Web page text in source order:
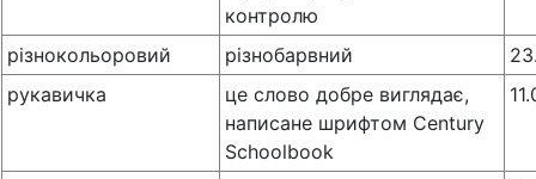
контролю
рiзнокольоровий рiзнобарвний
рукавичка
це слово добре виглядає,
написане шрифтом Century
Schoolbook